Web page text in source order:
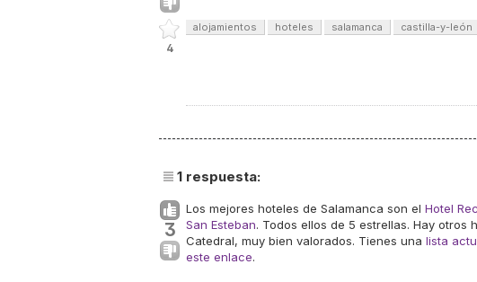
4
alojamientos hoteles salamanca castilla-y-león
1 respuesta:
3
Los mejores hoteles de Salamanca son el Hotel
San Esteban. Todos ellos de 5 estrellas. Hay otros
Catedral, muy bien valorados. Tienes una lista
este enlace.